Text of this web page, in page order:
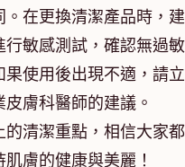
。在更換清潔產品時，
行敏感測試，確認無過
果使用後出現不適，請
膚科醫師的建議。
的清潔重點，相信大家
膚的健康與美麗！